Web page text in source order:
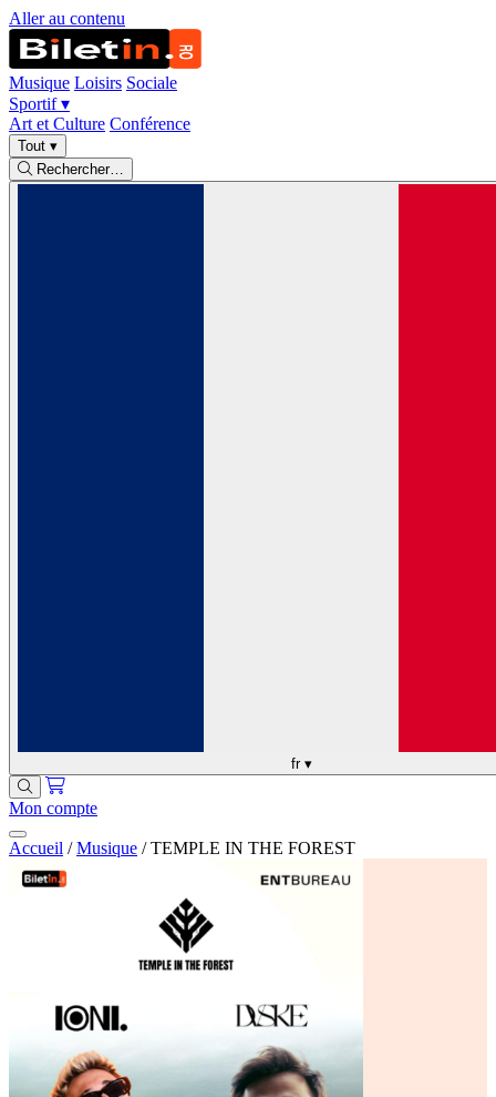
Aller au contenu
Musique Loisirs Sociale
Sportif▾
Art et Culture Conférence
Tout ▾
Rechercher…
fr ▾
Mon compte
Accueil / Musique / TEMPLE IN THE FOREST